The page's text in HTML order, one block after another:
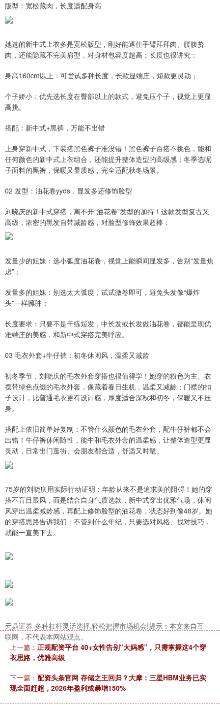
版型：宽松藏肉，长度适配身高
她选的新中式上衣多是宽松版型，刚好能遮住手臂拜拜肉、腰腹赘
肉，还能隐藏不完美肩型，对身材包容度超高；长度也很讲究：
身高160cm以上：可尝试多种长度，长款显端庄，短款更灵动；
个子娇小：优先选长度在臀部以上的款式，避免压个子，视觉上更显
高挑。
搭配：新中式+黑裤，万能不出错
上身穿新中式，下装搭黑色裤子准没错！黑色裤子百搭不挑色，能和
任何颜色的新中式上衣组合，还能提升整体造型的高级感；冬季选呢
子面料的黑裤，保暖又显质感，完全适配秋冬场景。
02 发型：油花卷yyds，显发多还修饰脸型
刘晓庆的新中式穿搭，离不开“油花卷”发型的加持！这款发型复古又
高级，浓密的黑发自带减龄感，对脸型修饰效果超棒：
发量少的姐妹：选小弧度油花卷，视觉上能瞬间显发多，告别“发量焦
虑”；
发量多的姐妹：别选太大弧度，试试微卷即可，避免头发像“爆炸
头”一样臃肿；
长度要求：只要不是干练短发，中长发或长发做油花卷，都能呈现优
雅端庄的美感，和新中式穿搭完美呼应。
03 毛衣外套+牛仔裤：初冬休闲风，温柔又减龄
初冬季节，刘晓庆的毛衣外套穿搭也很值得学！她穿的粉色为主、衣
摆带绿色点缀的毛衣外套，像藏着春日生机，温柔又减龄；门襟的扣
子设计，比普通毛衣更有设计感，厚度适合深秋和初冬，保暖又不压
身。
搭配上依旧简单好复制：不管什么颜色的毛衣外套，配牛仔裤都不会
出错！牛仔裤休闲随性，能中和毛衣外套的温柔感，让整体造型更显
灵动，日常出门逛街、会朋友都合适，舒适又时髦。
75岁的刘晓庆用实际行动证明：年龄从来不是追求美的阻碍！她的穿
搭不盲目跟风，而是结合自身气质选款，新中式穿出优雅气场，休闲
风穿出温柔减龄感，再配上修饰脸型的油花卷，状态好到像48岁。她
的穿搭思路告诉我们：不管到什么年纪，只要选对风格、找对技巧，
就能一直美下去。
元鼎证券-多种杠杆灵活选择,轻松把握市场机会!提示：本文来自互
联网，不代表本网站观点。
上一篇： 正规配资平台 40+女性告别“大妈感”，只需掌握这4个穿
衣思路，优雅高级
下一篇： 配资头条官网 存储之王回归？大摩：三星HBM业务已实
现全面赶超，2026年盈利或暴增150%